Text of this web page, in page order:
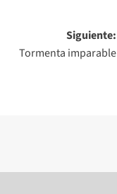
Siguiente:
Tormenta imparable